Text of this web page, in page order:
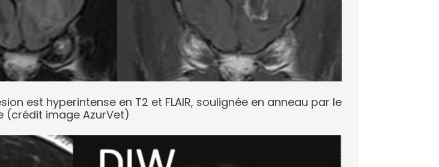
est hyperintense en T2 et FLAIR, soulignée en anneau par le
(crédit image AzurVet)